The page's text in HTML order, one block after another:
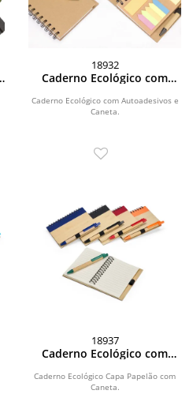
18932
Caderno Ecológico com
Caderno Ecológico com Autoadesivos e
Caneta.
18937
Caderno Ecológico com
Caderno Ecológico Capa Papelão com
Caneta.